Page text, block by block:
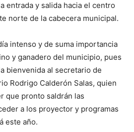
entrada y salida hacia el centro
norte de la cabecera municipal.
intenso y de suma importancia
y ganadero del municipio, pues
bienvenida al secretario de
Rodrigo Calderón Salas, quien
que pronto saldrán las
a los proyector y programas
este año.